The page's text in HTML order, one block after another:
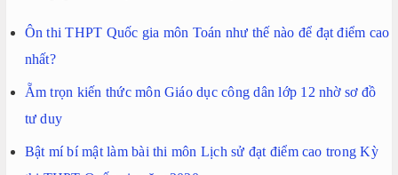
Ôn thi THPT Quốc gia môn Toán như thế nào để đạt điểm cao
nhất?
Ẵm trọn kiến thức môn Giáo dục công dân lớp 12 nhờ sơ đồ
tư duy
Bật mí bí mật làm bài thi môn Lịch sử đạt điểm cao trong Kỳ